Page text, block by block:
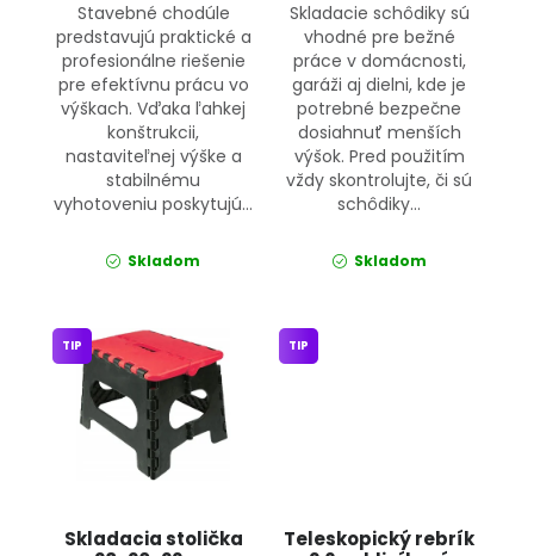
Stavebné chodúle
predstavujú praktické a
profesionálne riešenie
pre efektívnu prácu vo
výškach. Vďaka ľahkej
konštrukcii,
nastaviteľnej výške a
stabilnému
vyhotoveniu poskytujú...
Skladom
Skladacie schôdiky sú
vhodné pre bežné
práce v domácnosti,
garáži aj dielni, kde je
potrebné bezpečne
dosiahnuť menších
výšok. Pred použitím
vždy skontrolujte, či sú
schôdiky...
Skladom
Skladacia stolička
TIP
Teleskopický rebrík
TIP